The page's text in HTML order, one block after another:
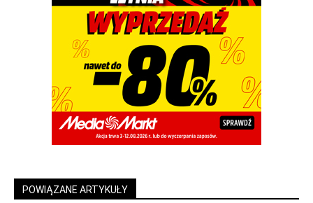
POWIĄZANE ARTYKUŁY